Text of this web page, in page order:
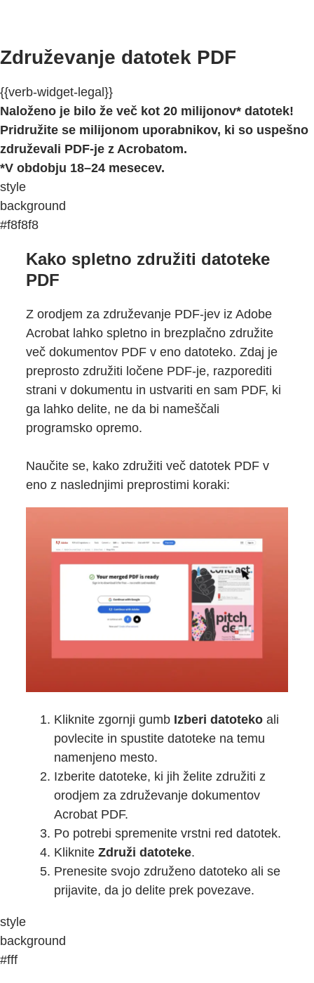
Združevanje datotek PDF
{{verb-widget-legal}}
Naloženo je bilo že več kot 20 milijonov* datotek!
Pridružite se milijonom uporabnikov, ki so uspešno
združevali PDF-je z Acrobatom.
*V obdobju 18–24 mesecev.
style
background
#f8f8f8
Kako spletno združiti datoteke
PDF
Z orodjem za združevanje PDF-jev iz Adobe
Acrobat lahko spletno in brezplačno združite
več dokumentov PDF v eno datoteko. Zdaj je
preprosto združiti ločene PDF-je, razporediti
strani v dokumentu in ustvariti en sam PDF, ki
ga lahko delite, ne da bi nameščali
programsko opremo.
Naučite se, kako združiti več datotek PDF v
eno z naslednjimi preprostimi koraki:
Kliknite zgornji gumb Izberi datoteko ali
povlecite in spustite datoteke na temu
namenjeno mesto.
Izberite datoteke, ki jih želite združiti z
orodjem za združevanje dokumentov
Acrobat PDF.
Po potrebi spremenite vrstni red datotek.
KlikniteZdruži datoteke.
Prenesite svojo združeno datoteko ali se
prijavite, da jo delite prek povezave.
style
background
#fff